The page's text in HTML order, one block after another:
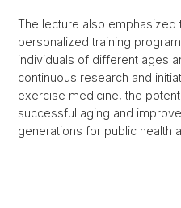
The lecture also emphasized
personalized training
individuals of different ages
continuous research and
exercise medicine, the
successful aging and
generations for public health